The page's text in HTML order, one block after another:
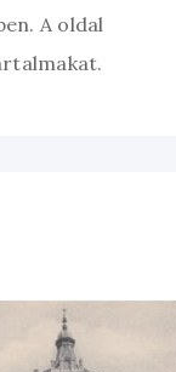
A oldal